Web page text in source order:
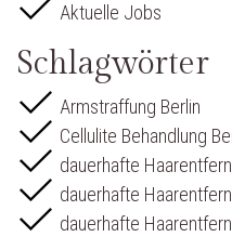
Aktuelle Jobs
Schlagwörter
Armstraffung Berlin
Cellulite Behandlung
dauerhafte
dauerhafte
dauerhafte